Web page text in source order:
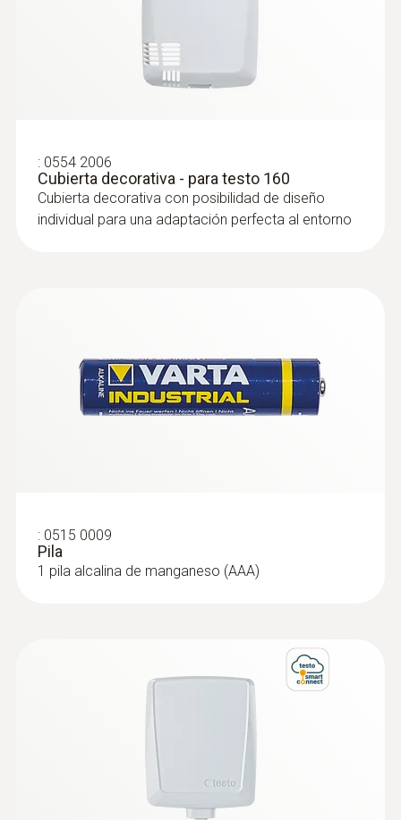
Vida útil de la batería
4 x AAA alkaline manganese batteries 1.5 V
(permanent power supply possible with
mains unit accessory)
Temperatura de almacenamiento
-30 hasta +60 °C
: 0554 2006
Cubierta decorativa - para testo 160
Cubierta decorativa con posibilidad de diseño
individual para una adaptación perfecta al entorno
: 0515 0009
Pila
1 pila alcalina de manganeso (AAA)